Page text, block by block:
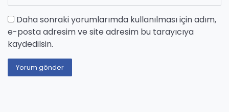
Daha sonraki yorumlarımda kullanılması için adım,
e-posta adresim ve site adresim bu tarayıcıya
kaydedilsin.